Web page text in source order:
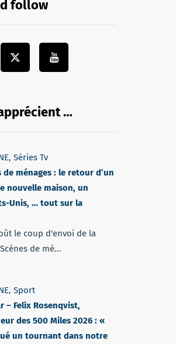
follow
…
, Séries Tv
de ménages : le retour d’un
nouvelle maison, un
Unis, … tout sur la
le coup d'envoi de la
de mé...
, Sport
– Felix Rosenqvist,
des 500 Miles 2026 : «
un tournant dans notre